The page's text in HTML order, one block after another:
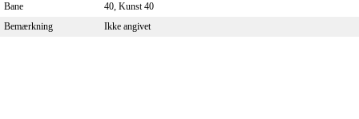
Bane
40, Kunst 40
Bemærkning
Ikke angivet